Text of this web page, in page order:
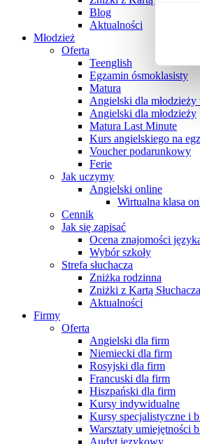
Blog
Aktualności
Młodzież
Oferta
Teenglish
Egzamin ósmoklasisty
Matura
Angielski dla
Angielski dla młodzieży
Matura Last Minute
Kurs angielskiego na
Voucher podarunkowy
Ferie
Jak uczymy
Angielski online
Wirtualna klasa
Cennik
Jak się zapisać
Ocena znajomości
Wybór szkoły
Strefa słuchacza
Zniżka rodzinna
Zniżki z Kartą
Aktualności
Firmy
Oferta
Angielski dla firm
Niemiecki dla firm
Rosyjski dla firm
Francuski dla firm
Hiszpański dla firm
Kursy indywidualne
Kursy specjalistyczne i
Warsztaty umiejętności
Audyt językowy